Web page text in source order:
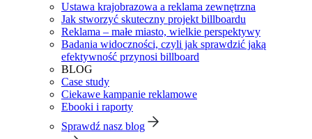
Ustawa krajobrazowa a reklama zewnętrzna
Jak stworzyć skuteczny projekt billboardu
Reklama – małe miasto, wielkie perspektywy
Badania widoczności, czyli jak sprawdzić jaką
efektywność przynosi billboard
BLOG
Case study
Ciekawe kampanie reklamowe
Ebooki i raporty
Sprawdź nasz blog